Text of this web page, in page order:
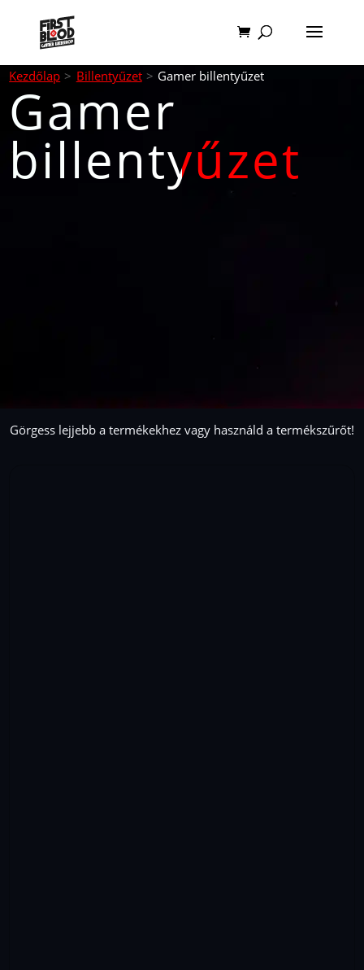
Kezdőlap > Billentyűzet > Gamer billentyűzet
Gamer
billentyűzet
Görgess lejjebb a termékekhez vagy használd a termékszűrőt!